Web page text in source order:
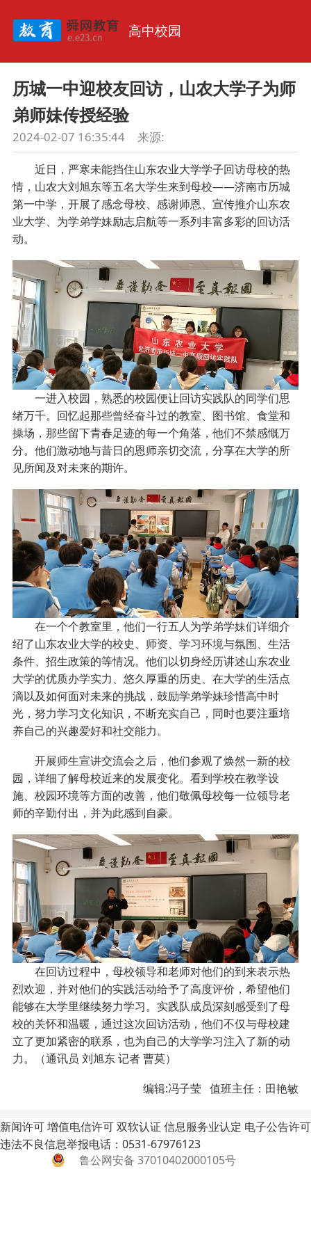
高中校园
历城一中迎校友回访，山农大学子为师
弟师妹传授经验
2024-02-07 16:35:44 来源:
近日，严寒未能挡住山东农业大学学子回访母校的热
情，山农大刘旭东等五名大学生来到母校——济南市历城
第一中学，开展了感念母校、感谢师恩、宣传推介山东农
业大学、为学弟学妹励志启航等一系列丰富多彩的回访活
动。
一进入校园，熟悉的校园便让回访实践队的同学们思
绪万千。回忆起那些曾经奋斗过的教室、图书馆、食堂和
操场，那些留下青春足迹的每一个角落，他们不禁感慨万
分。他们激动地与昔日的恩师亲切交流，分享在大学的所
见所闻及对未来的期许。
在一个个教室里，他们一行五人为学弟学妹们详细介
绍了山东农业大学的校史、师资、学习环境与氛围、生活
条件、招生政策的等情况。他们以切身经历讲述山东农业
大学的优质办学实力、悠久厚重的历史、在大学的生活点
滴以及如何面对未来的挑战，鼓励学弟学妹珍惜高中时
光，努力学习文化知识，不断充实自己，同时也要注重培
养自己的兴趣爱好和社交能力。
开展师生宣讲交流会之后，他们参观了焕然一新的校
园，详细了解母校近来的发展变化。看到学校在教学设
施、校园环境等方面的改善，他们敬佩母校每一位领导老
师的辛勤付出，并为此感到自豪。
在回访过程中，母校领导和老师对他们的到来表示热
烈欢迎，并对他们的实践活动给予了高度评价，希望他们
能够在大学里继续努力学习。实践队成员深刻感受到了母
校的关怀和温暖，通过这次回访活动，他们不仅与母校建
立了更加紧密的联系，也为自己的大学学习注入了新的动
力。（通讯员 刘旭东 记者 曹莫）
编辑:冯子莹 值班主任：田艳敏
新闻许可增值电信许可双软认证 信息服务业认定 电子公告许可
违法不良信息举报电话：0531-67976123
鲁公网安备 37010402000105号